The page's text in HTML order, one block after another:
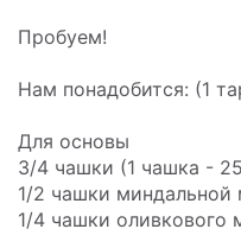
Пробуем!
Нам понадобится: (1
Для основы
3/4 чашки (1 чашка -
1/2 чашки миндальной
1/4 чашки оливкового